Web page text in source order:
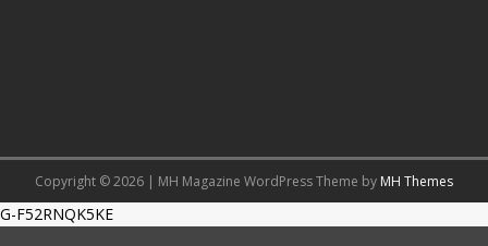
Copyright © 2026 | MH Magazine WordPress Theme by MH Themes
G-F52RNQK5KE